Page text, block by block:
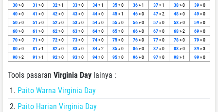
30» 0 31 » 0 32» 1 33» 0 34» 1 35» 0 36» 1 37» 1 38» 0 39» 0
40» 0 41 » 0 42» 0 43» 0 44» 0 45» 1 46» 0 47» 2 48» 0 49» 0
50» 0 51 » 0 52» 0 53» 0 54» 0 55» 0 56» 0 57» 0 58» 0 59» 0
60» 0 61 » 0 62» 0 63» 0 64» 0 65» 0 66» 0 67» 0 68» 2 69» 0
70» 0 71 » 0 72» 0 73» 0 74» 0 75» 0 76» 0 77» 0 78» 0 79» 0
80» 0 81 » 1 82» 0 83» 0 84» 2 85» 0 86» 0 87» 0 88» 0 89» 3
90» 2 91 » 1 92» 0 93» 0 94» 0 95» 0 96» 0 97» 0 98» 1 99» 0
Tools pasaran Virginia Day lainya :
Paito Warna Virginia Day
Paito Harian Virginia Day